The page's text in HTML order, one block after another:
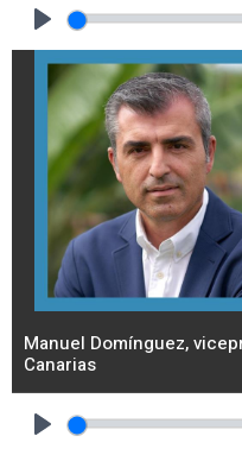
Play
Manuel Domínguez,
Canarias